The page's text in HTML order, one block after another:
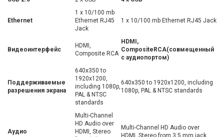
Ethernet
1 x 10/100 mb
Ethernet RJ45
Jack
1 x 10/100 mb Ethernet RJ45 Jack
Видеоинтерфейс
HDMI,
Composite RCA
HDMI ,
Composite RCA(совмещенный
с аудиопортом)
Поддерживаемые
разрешения экрана
640x350 to
1920x1200,
including 1080p,
PAL & NTSC
standards
640x350 to 1920x1200, including
1080p, PAL & NTSC standards
Аудио
Multi-Channel
HD Audio over
HDMI, Stereo
Multi-Channel HD Audio over
HDMI, Stereo from 3.5 mm jack